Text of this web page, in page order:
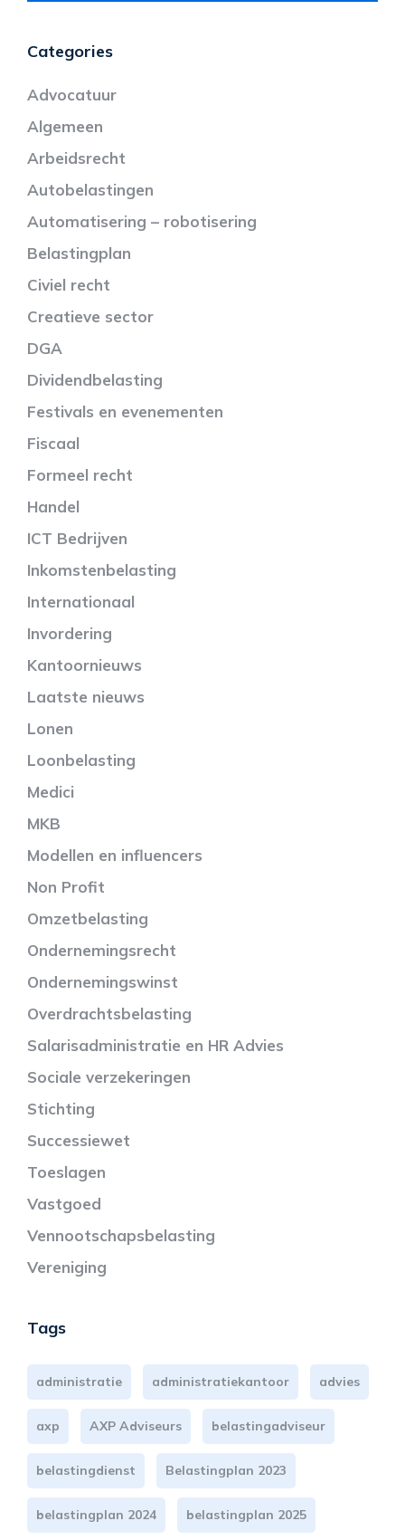
Categories
Advocatuur
Algemeen
Arbeidsrecht
Autobelastingen
Automatisering – robotisering
Belastingplan
Civiel recht
Creatieve sector
DGA
Dividendbelasting
Festivals en evenementen
Fiscaal
Formeel recht
Handel
ICT Bedrijven
Inkomstenbelasting
Internationaal
Invordering
Kantoornieuws
Laatste nieuws
Lonen
Loonbelasting
Medici
MKB
Modellen en influencers
Non Profit
Omzetbelasting
Ondernemingsrecht
Ondernemingswinst
Overdrachtsbelasting
Salarisadministratie en HR Advies
Sociale verzekeringen
Stichting
Successiewet
Toeslagen
Vastgoed
Vennootschapsbelasting
Vereniging
Tags
administratie administratiekantoor advies
axp AXP Adviseurs belastingadviseur
belastingdienst Belastingplan 2023
belastingplan 2024 belastingplan 2025